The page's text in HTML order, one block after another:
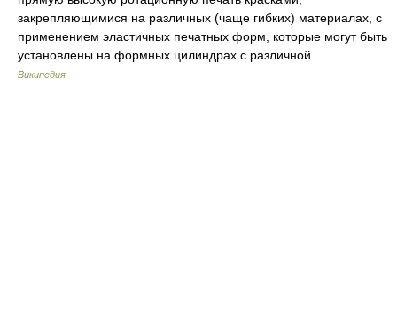
закрепляющимися на различных (чаще гибких) материалах, с
применением эластичных печатных форм, которые могут быть
установлены на формных цилиндрах с различной… …
Википедия